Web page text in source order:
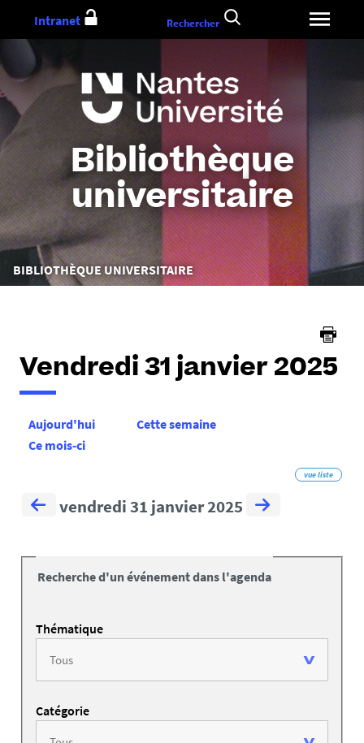
au
Bibliothèque
universitaire
Vous
êtes
BIBLIOTHÈQUE UNIVERSITAIRE
Intranet Rechercher
Vendredi 31 janvier 2025
Aujourd'hui
Cette semaine
Ce mois-ci
vue liste
vendredi 31 janvier 2025
Recherche d'un événement dans l'agenda
Thématique
Catégorie